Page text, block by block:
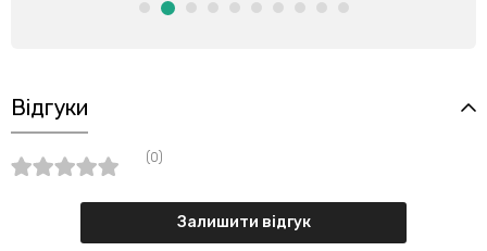
Відгуки
(0)
Залишити відгук